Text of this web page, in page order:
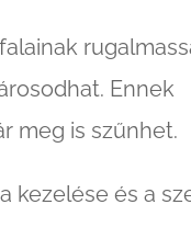
Ennek
meg is szűnhet.
kezelése és a